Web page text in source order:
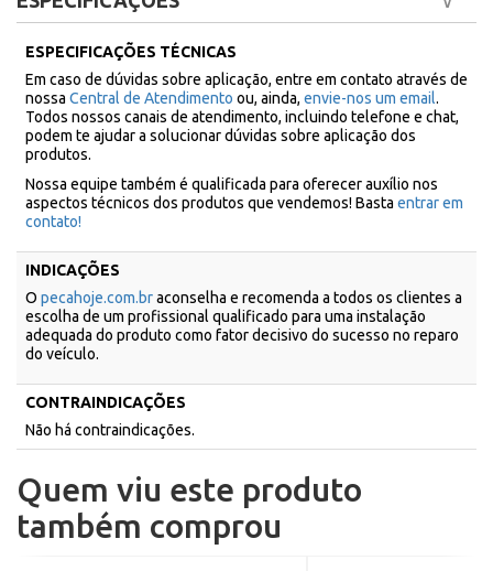
ESPECIFICAÇÕES TÉCNICAS
Em caso de dúvidas sobre aplicação, entre em contato através de
nossa Central de Atendimento ou, ainda, envie-nos um email.
Todos nossos canais de atendimento, incluindo telefone e chat,
podem te ajudar a solucionar dúvidas sobre aplicação dos
produtos.
Nossa equipe também é qualificada para oferecer auxílio nos
aspectos técnicos dos produtos que vendemos! Basta entrar em
contato!
INDICAÇÕES
O pecahoje.com.braconselha e recomenda a todos os clientes a
escolha de um profissional qualificado para uma instalação
adequada do produto como fator decisivo do sucesso no reparo
do veículo.
CONTRAINDICAÇÕES
Não há contraindicações.
Quem viu este produto
também comprou